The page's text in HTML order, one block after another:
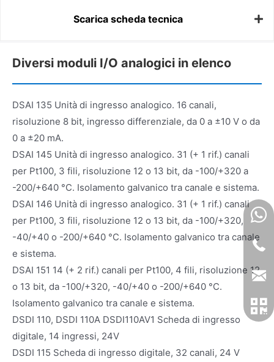
Scarica scheda tecnica
Diversi moduli I/O analogici in elenco
DSAI 135 Unità di ingresso analogico. 16 canali,
risoluzione 8 bit, ingresso differenziale, da 0 a ±10 V o da
0 a ±20 mA.
DSAI 145 Unità di ingresso analogico. 31 (+ 1 rif.) canali
per Pt100, 3 fili, risoluzione 12 o 13 bit, da -100/+320 a
-200/+640 °C. Isolamento galvanico tra canale e sistema.
DSAI 146 Unità di ingresso analogico. 31 (+ 1 rif.) canali
per Pt100, 3 fili, risoluzione 12 o 13 bit, da -100/+320,
-40/+40 o -200/+640 °C. Isolamento galvanico tra canale
e sistema.
DSAI 151 14 (+ 2 rif.) canali per Pt100, 4 fili, risoluzione 12
o 13 bit, da -100/+320, -40/+40 o -200/+640 °C.
Isolamento galvanico tra canale e sistema.
DSDI 110, DSDI 110A DSDI110AV1 Scheda di ingresso
digitale, 14 ingressi, 24V
DSDI 115 Scheda di ingresso digitale, 32 canali, 24 V